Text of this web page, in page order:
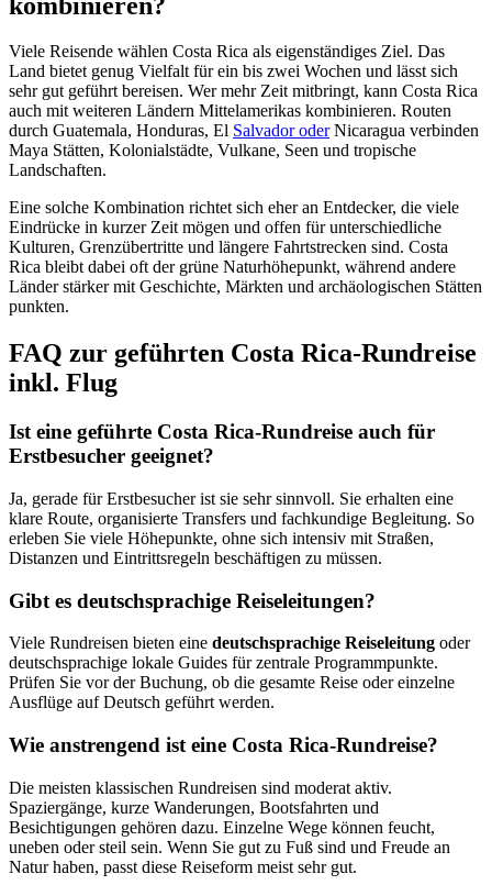
Viele Reisende wählen Costa Rica als eigenständiges Ziel. Das
Land bietet genug Vielfalt für ein bis zwei Wochen und lässt sich
sehr gut geführt bereisen. Wer mehr Zeit mitbringt, kann Costa Rica
auch mit weiteren Ländern Mittelamerikas kombinieren. Routen
durch Guatemala, Honduras, El Salvador oderNicaragua verbinden
Maya Stätten, Kolonialstädte, Vulkane, Seen und tropische
Landschaften.
Eine solche Kombination richtet sich eher an Entdecker, die viele
Eindrücke in kurzer Zeit mögen und offen für unterschiedliche
Kulturen, Grenzübertritte und längere Fahrtstrecken sind. Costa
Rica bleibt dabei oft der grüne Naturhöhepunkt, während andere
Länder stärker mit Geschichte, Märkten und archäologischen Stätten
punkten.
FAQ zur geführten Costa Rica-Rundreise
inkl. Flug
Ist eine geführte Costa Rica-Rundreise auch für
Erstbesucher geeignet?
Ja, gerade für Erstbesucher ist sie sehr sinnvoll. Sie erhalten eine
klare Route, organisierte Transfers und fachkundige Begleitung. So
erleben Sie viele Höhepunkte, ohne sich intensiv mit Straßen,
Distanzen und Eintrittsregeln beschäftigen zu müssen.
Gibt es deutschsprachige Reiseleitungen?
Viele Rundreisen bieten eine deutschsprachige Reiseleitung oder
deutschsprachige lokale Guides für zentrale Programmpunkte.
Prüfen Sie vor der Buchung, ob die gesamte Reise oder einzelne
Ausflüge auf Deutsch geführt werden.
Wie anstrengend ist eine Costa Rica-Rundreise?
Die meisten klassischen Rundreisen sind moderat aktiv.
Spaziergänge, kurze Wanderungen, Bootsfahrten und
Besichtigungen gehören dazu. Einzelne Wege können feucht,
uneben oder steil sein. Wenn Sie gut zu Fuß sind und Freude an
Natur haben, passt diese Reiseform meist sehr gut.